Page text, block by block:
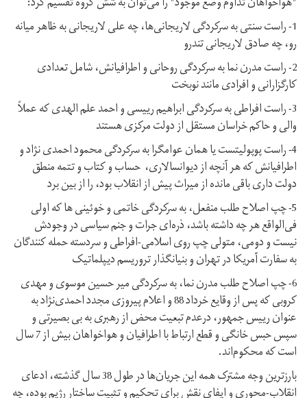
1- راست سنتی به سرکردگی لاریجانی‌ها، چه علی لاریجانی به ظاهر میانه
رو، چه صادق لاریجانی تندرو
2- راست مدرن نما به سرکردگی روحانی و اطرافیانش، شامل تعدادی
کارگزارانی و افرادی مانند نوبخت
3- راست افراطی به سرکردگی ابراهیم رییسی و احمد علم الهدی که عملاً
والی و حاکم خراسان مستقل از دولت مرکزی هستند
4- راست پوپولیتست یا همان عوامگرا به سرکردگی محمود احمدی نژاد و
اطرافیانش که هر آنچه از دیوانسالاری، حساب و کتاب و تتمه منطق
دولت داری باقی مانده از میراث پیش از انقلاب بود، را از بین برد
5- چپ اصلاح طلب منفعل، به سرکردگی خاتمی و خوئینی ها که اولی
فی‌الواقع هر چه داشته باشد، ذره‌ای جرات و جنم سیاسی در وجودش
نیست و دومی، متولی چپ روی اسلامی-افراطی و سردسته حمله کنندگان
به سفارت آمریکا در تهران و بنیانگذار تروریسم دیپلماتیک
6- چپ اصلاح طلب مدرن نما، به سرکردگی میر حسین موسوی و مهدی
کروبی که پس از وقایع خرداد 88 و اعلام پیروزی مجدد احمدی‌نژاد به
عنوان رییس جمهور، درعدم تبعیت محض از رهبری به بی بصیرتی و
سپس حبس خانگی و قطع ارتباط با اطرافیان و هواخواهان بیش از 7 سال
است که محکوم‌اند.
بارزترین وجه مشترک همه این جریان‌ها در طول 38 سال گذشته، ادعای